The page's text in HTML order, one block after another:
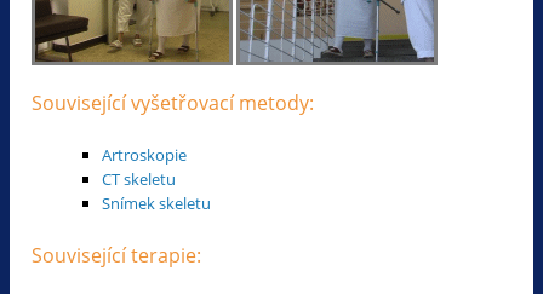
Související vyšetřovací metody:
Artroskopie
CT skeletu
Snímek skeletu
Související terapie: